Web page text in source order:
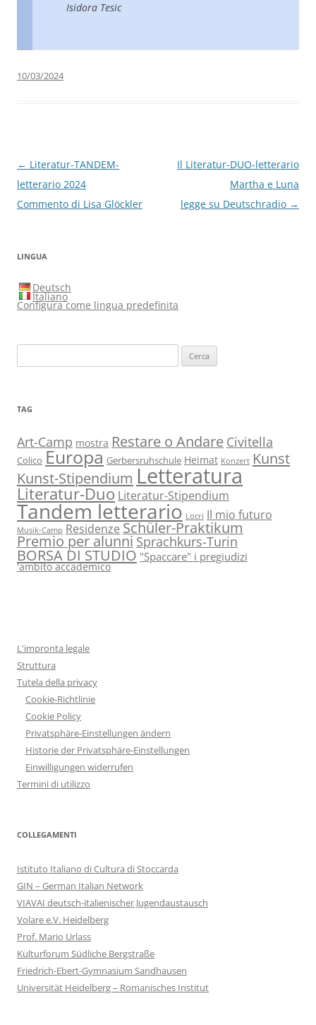
Isidora Tesic
10/03/2024
Navigazione
articolo
← Literatur-TANDEM-
letterario 2024
Commento di Lisa Glöckler
Il Literatur-DUO-letterario
Martha e Luna
legge su Deutschradio →
LINGUA
Deutsch
Italiano
Configura come lingua predefinita
per:
TAG
Art-Camp mostra Restare o Andare Civitella
Colico Europa Gerbersruhschule Heimat Konzert Kunst
Kunst-Stipendium Letteratura
Literatur-Duo Literatur-Stipendium
Tandem letterario Locri Il mio futuro
Musik-Camp Residenze Schüler-Praktikum
Premio per alunni Sprachkurs-Turin
BORSA DI STUDIO "Spaccare" i pregiudizi
'ambito accademico
L'impronta legale
Struttura
Tutela della privacy
Cookie-Richtlinie
Cookie Policy
Privatsphäre-Einstellungen ändern
Historie der Privatsphäre-Einstellungen
Einwilligungen widerrufen
Termini di utilizzo
COLLEGAMENTI
Istituto Italiano di Cultura di Stoccarda
GIN – German Italian Network
VIAVAI deutsch-italienischer Jugendaustausch
Volare e.V. Heidelberg
Prof. Mario Urlass
Kulturforum Südliche Bergstraße
Friedrich-Ebert-Gymnasium Sandhausen
Universität Heidelberg – Romanisches Institut